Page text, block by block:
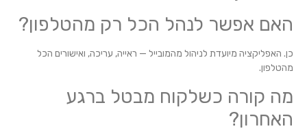
האם אפשר לנהל הכל רק מהטלפון?
כן. האפליקציה מיועדת לניהול מהמובייל — ראייה, עריכה, ואישורים הכל
מהטלפון.
מה קורה כשלקוח מבטל ברגע
האחרון?